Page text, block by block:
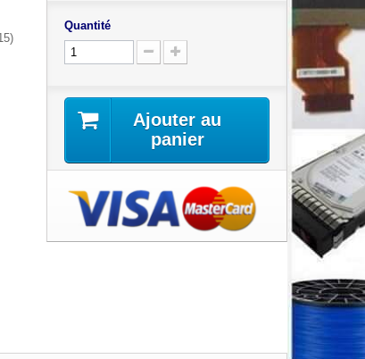
Quantité
Ajouter au
panier